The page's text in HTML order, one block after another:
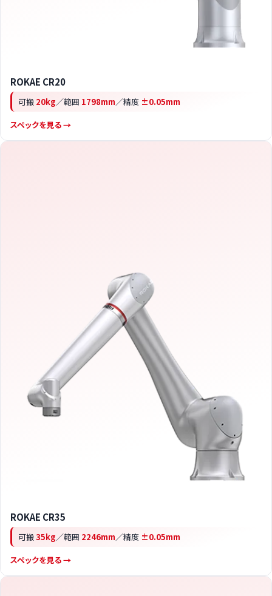
ROKAE CR20
可搬 20kg／範囲 1798mm／精度 ±0.05mm
スペックを見る →
ROKAE CR35
可搬35kg／範囲 2246mm／精度 ±0.05mm
スペックを見る →